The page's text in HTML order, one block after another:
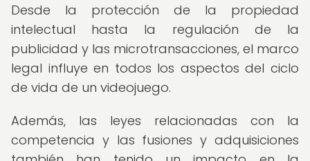
Desde la protección de la propiedad
intelectual hasta la regulación de la
publicidad y las microtransacciones, el marco
legal influye en todos los aspectos del ciclo
de vida de un videojuego.
Además, las leyes relacionadas con la
competencia y las fusiones y adquisiciones